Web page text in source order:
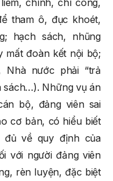
tham ô, đục khoét,
hạch sách, nhũng
mất đoàn kết nội bộ;
nước phải “trả
sách…). Những vụ án
bộ, đảng viên sai
cơ bản, có hiểu biết
đủ về quy định của
với người đảng viên
rèn luyện, đặc biệt